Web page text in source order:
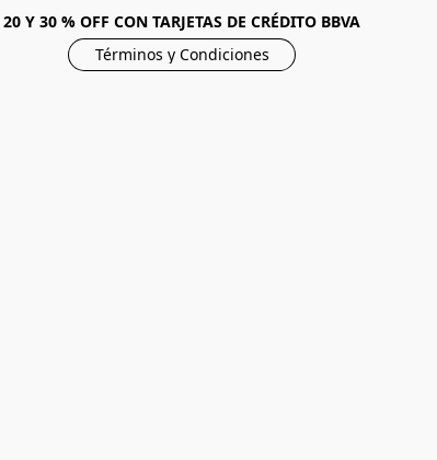
20 Y 30 % OFF CON TARJETAS DE CRÉDITO BBVA
Términos y Condiciones